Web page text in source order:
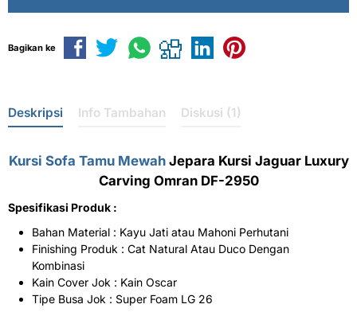
Bagikan ke
Deskripsi Info Tambahan Diskusi (1)
Kursi Sofa Tamu MewahJepara Kursi Jaguar Luxury
Carving Omran DF-2950
Spesifikasi Produk :
Bahan Material : Kayu Jati atau Mahoni Perhutani
Finishing Produk : Cat Natural Atau Duco Dengan
Kombinasi
Kain Cover Jok : Kain Oscar
Tipe Busa Jok : Super Foam LG 26